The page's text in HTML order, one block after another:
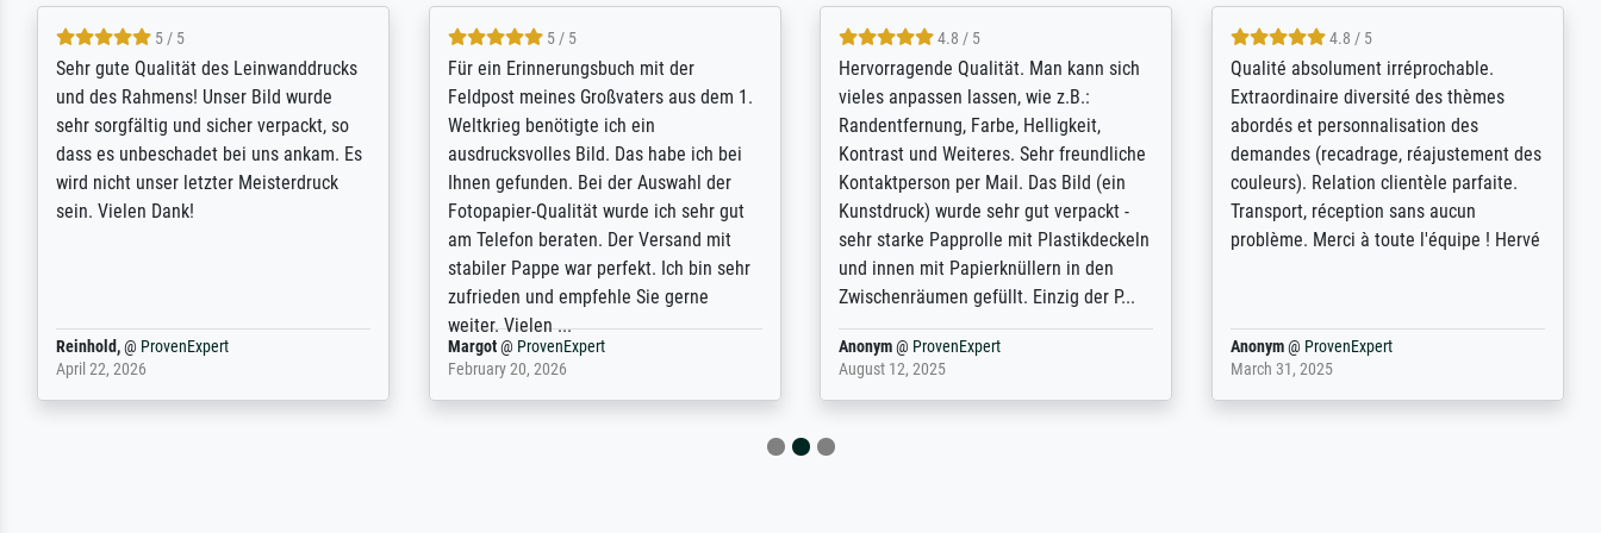
5 / 5
Sehr gute Qualität des Leinwanddrucks
und des Rahmens! Unser Bild wurde
sehr sorgfältig und sicher verpackt, so
dass es unbeschadet bei uns ankam. Es
wird nicht unser letzter Meisterdruck
sein. Vielen Dank!
Reinhold,@ ProvenExpert
April 22, 2026
5 / 5
Für ein Erinnerungsbuch mit der
Feldpost meines Großvaters aus dem 1.
Weltkrieg benötigte ich ein
ausdrucksvolles Bild. Das habe ich bei
Ihnen gefunden. Bei der Auswahl der
Fotopapier-Qualität wurde ich sehr gut
am Telefon beraten. Der Versand mit
stabiler Pappe war perfekt. Ich bin sehr
zufrieden und empfehle Sie gerne
weiter. Vielen ...
Margot@ ProvenExpert
February 20, 2026
4.8 / 5
Hervorragende Qualität. Man kann sich
vieles anpassen lassen, wie z.B.:
Randentfernung, Farbe, Helligkeit,
Kontrast und Weiteres. Sehr freundliche
Kontaktperson per Mail. Das Bild (ein
Kunstdruck) wurde sehr gut verpackt -
sehr starke Papprolle mit Plastikdeckeln
und innen mit Papierknüllern in den
Zwischenräumen gefüllt. Einzig der P...
Anonym@ ProvenExpert
August 12, 2025
4.8 / 5
Qualité absolument irréprochable.
Extraordinaire diversité des thèmes
abordés et personnalisation des
demandes (recadrage, réajustement des
couleurs). Relation clientèle parfaite.
Transport, réception sans aucun
problème. Merci à toute l'équipe ! Hervé
Anonym@ ProvenExpert
March 31, 2025